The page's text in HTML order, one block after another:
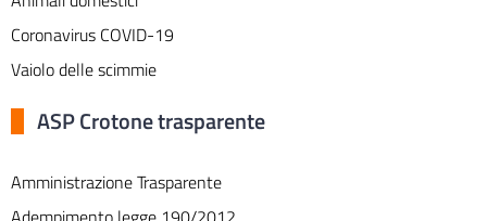
Coronavirus COVID-19
Vaiolo delle scimmie
ASP Crotone trasparente
Amministrazione Trasparente